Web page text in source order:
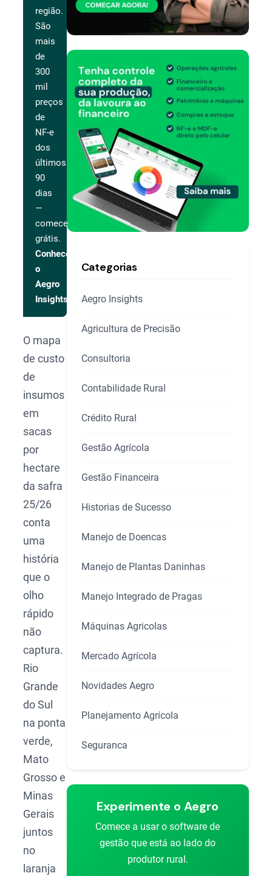
região.
São
mais
de
300
mil
preços
de
NF-e
dos
últimos
90
dias
—
comece
grátis.
Conhecer
o
Aegro
Insights
O mapa
de custo
de
insumos
em
sacas
por
hectare
da safra
25/26
conta
uma
história
que o
olho
rápido
não
captura.
Rio
Grande
do Sul
na ponta
verde,
Mato
Grosso e
Minas
Gerais
juntos
no
laranja
Categorias
Aegro Insights
Agricultura de Precisão
Consultoria
Contabilidade Rural
Crédito Rural
Gestão Agrícola
Gestão Financeira
Historias de Sucesso
Manejo de Doencas
Manejo de Plantas Daninhas
Manejo Integrado de Pragas
Máquinas Agricolas
Mercado Agrícola
Novidades Aegro
Planejamento Agrícola
Seguranca
Experimente o Aegro
Comece a usar o software de
gestão que está ao lado do
produtor rural.